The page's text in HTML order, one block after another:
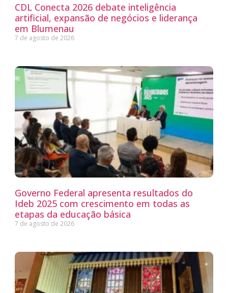
CDL Conecta 2026 debate inteligência
artificial, expansão de negócios e liderança
em Blumenau
7 de agosto de 2026
Governo Federal apresenta resultados do
Ideb 2025 com crescimento em todas as
etapas da educação básica
7 de agosto de 2026